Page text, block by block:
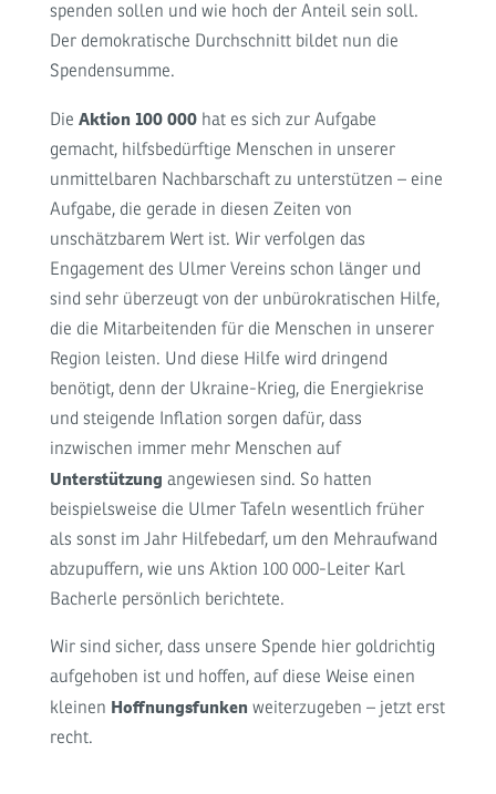
spenden sollen und wie hoch der Anteil sein soll.
Der demokratische Durchschnitt bildet nun die
Spendensumme.
Die Aktion 100 000hat es sich zur Aufgabe
gemacht, hilfsbedürftige Menschen in unserer
unmittelbaren Nachbarschaft zu unterstützen – eine
Aufgabe, die gerade in diesen Zeiten von
unschätzbarem Wert ist. Wir verfolgen das
Engagement des Ulmer Vereins schon länger und
sind sehr überzeugt von der unbürokratischen Hilfe,
die die Mitarbeitenden für die Menschen in unserer
Region leisten. Und diese Hilfe wird dringend
benötigt, denn der Ukraine-Krieg, die Energiekrise
und steigende Inflation sorgen dafür, dass
inzwischen immer mehr Menschen auf
Unterstützung angewiesen sind. So hatten
beispielsweise die Ulmer Tafeln wesentlich früher
als sonst im Jahr Hilfebedarf, um den Mehraufwand
abzupuffern, wie uns Aktion 100 000-Leiter Karl
Bacherle persönlich berichtete.
Wir sind sicher, dass unsere Spende hier goldrichtig
aufgehoben ist und hoffen, auf diese Weise einen
kleinen Hoffnungsfunken weiterzugeben – jetzt erst
recht.